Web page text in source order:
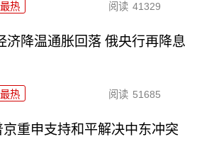
最热 阅读 41329
济降温通胀回落 俄央行再降息
最热 阅读 51685
重申支持和平解决中东冲突